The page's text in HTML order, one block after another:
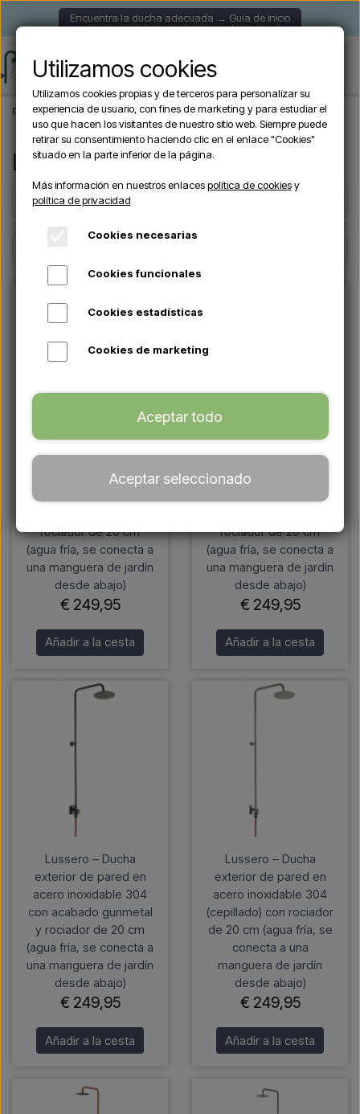
Encuentra la ducha adecuada → Guía de inicio
Página de inicio Marca Lussero outdoor showers
Lussero Outdoor Showers
Filters
exterior de pared en
acero inoxidable 304
rociador de 20 cm
(agua fría, se conecta a
una manguera de jardín
desde abajo)
€ 249,95
Añadir a la cesta
exterior de pared en
acero inoxidable 304
rociador de 20 cm
(agua fría, se conecta a
una manguera de jardín
desde abajo)
€ 249,95
Añadir a la cesta
Lussero – Ducha
exterior de pared en
acero inoxidable 304
con acabado gunmetal
y rociador de 20 cm
(agua fría, se conecta a
una manguera de jardín
desde abajo)
€ 249,95
Añadir a la cesta
Lussero – Ducha
exterior de pared en
acero inoxidable 304
(cepillado) con rociador
de 20 cm (agua fría, se
conecta a una
manguera de jardín
desde abajo)
€ 249,95
Añadir a la cesta
Utilizamos cookies
Utilizamos cookies propias y de terceros para personalizar su
experiencia de usuario, con fines de marketing y para estudiar el
uso que hacen los visitantes de nuestro sitio web. Siempre puede
retirar su consentimiento haciendo clic en el enlace "Cookies"
situado en la parte inferior de la página.
Más información en nuestros enlacespolítica de cookiesy
política de privacidad
Cookies necesarias
Cookies funcionales
Cookies estadísticas
Cookies de marketing
Aceptar todo
Aceptar seleccionado